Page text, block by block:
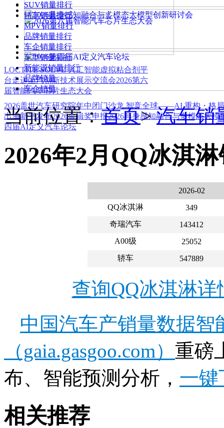
2026盖世汽车研究院年中闭门沙龙 智竞全球——AI 重构・格
出海新书发布2026金辑奖申报2026具身感知融合与多模态大模
四届AI定义汽车论坛
LOCTITE SOLVE 人工智能虚拟粘合剂平
台走进上汽创新技术展示交流会2026第六
届智能汽车芯片生态大会
SUV销量排行
轿车销量排行
MPV销量排行
品牌销量排行
车企销量排行
车型销量排行
新能源销量排行
品牌销量
车企销量
当前位置：首页>汽车销
2026年2月QQ冰淇
2026-02
QQ冰淇淋
349
奇瑞汽车
143412
A00级
25052
轿车
547889
查询QQ冰淇淋
中国汽车产销量数据
（gaia.gasgoo.com） 重磅
布、智能预测分析， 一键
相关推荐